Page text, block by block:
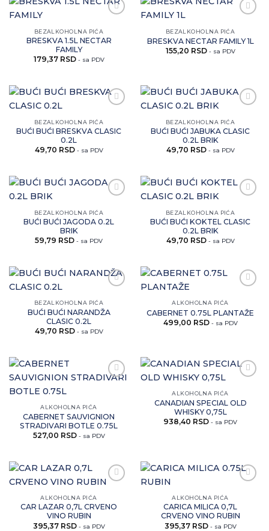
artikal
BEZALKOHOLNA PIĆA
BRESKVA 1.5L NECTAR
FAMILY
179,37 RSD - sa PDV
artikal
BEZALKOHOLNA PIĆA
BRESKVA NECTAR FAMILY 1L
155,20 RSD - sa PDV
artikal
BEZALKOHOLNA PIĆA
BUĆI BUĆI BRESKVA CLASIC
0.2L
49,70 RSD - sa PDV
artikal
BEZALKOHOLNA PIĆA
BUĆI BUĆI JABUKA CLASIC
0.2L BRIK
49,70 RSD - sa PDV
artikal
BEZALKOHOLNA PIĆA
BUĆI BUĆI JAGODA 0.2L
BRIK
59,79 RSD - sa PDV
artikal
BEZALKOHOLNA PIĆA
BUĆI BUĆI KOKTEL CLASIC
0.2L BRIK
49,70 RSD - sa PDV
artikal
BEZALKOHOLNA PIĆA
BUĆI BUĆI NARANDŽA
CLASIC 0.2L
49,70 RSD - sa PDV
artikal
ALKOHOLNA PIĆA
CABERNET 0.75L PLANTAŽE
499,00 RSD - sa PDV
ALKOHOLNA PIĆA
CABERNET SAUVIGNION
STRADIVARI BOTLE 0.75L
527,00 RSD - sa PDV
artikal
ALKOHOLNA PIĆA
CANADIAN SPECIAL OLD
WHISKY 0,75L
938,40 RSD - sa PDV
artikal
ALKOHOLNA PIĆA
CAR LAZAR 0,7L CRVENO
VINO RUBIN
395,37 RSD - sa PDV
artikal
ALKOHOLNA PIĆA
CARICA MILICA 0,7L
CRVENO VINO RUBIN
395,37 RSD - sa PDV